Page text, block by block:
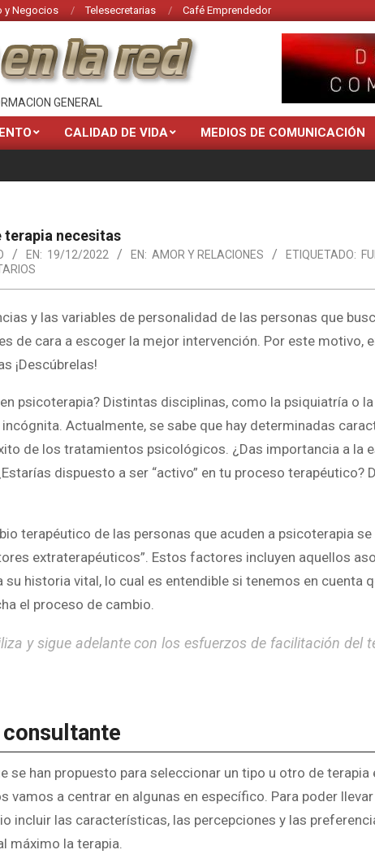
y Negocios Telesecretarias Café Emprendedor
GENERAL
CALIDAD DE VIDA MEDIOS DE COMUNICACIÓN
terapia necesitas
EN: 19/12/2022 EN: AMOR Y RELACIONES ETIQUETADO:
y las variables de personalidad de las personas que
de cara a escoger la mejor intervención. Por este motivo,
¡Descúbrelas!
psicoterapia? Distintas disciplinas, como la psiquiatría o
Actualmente, se sabe que hay determinadas
de los tratamientos psicológicos. ¿Das importancia a la
dispuesto a ser “activo” en tu proceso terapéutico?
terapéutico de las personas que acuden a psicoterapia se
extraterapéuticos”. Estos factores incluyen aquellos
historia vital, lo cual es entendible si tenemos en cuenta
el proceso de cambio.
y sigue adelante con los esfuerzos de facilitación del
se han propuesto para seleccionar un tipo u otro de terapia
vamos a centrar en algunas en específico. Para poder llevar
incluir las características, las percepciones y las
máximo la terapia.